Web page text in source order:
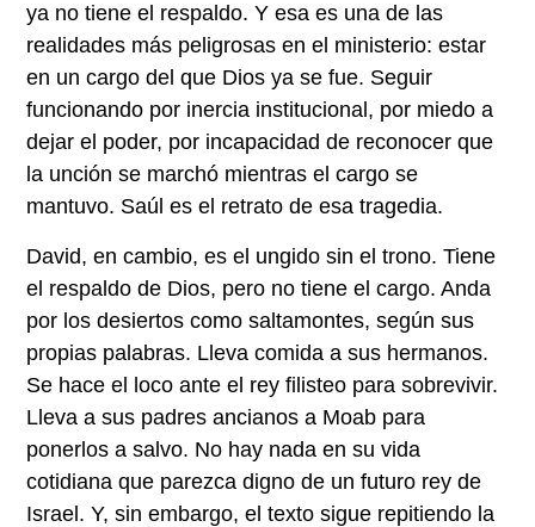
ya no tiene el respaldo. Y esa es una de las
realidades más peligrosas en el ministerio: estar
en un cargo del que Dios ya se fue. Seguir
funcionando por inercia institucional, por miedo a
dejar el poder, por incapacidad de reconocer que
la unción se marchó mientras el cargo se
mantuvo. Saúl es el retrato de esa tragedia.
David, en cambio, es el ungido sin el trono. Tiene
el respaldo de Dios, pero no tiene el cargo. Anda
por los desiertos como saltamontes, según sus
propias palabras. Lleva comida a sus hermanos.
Se hace el loco ante el rey filisteo para sobrevivir.
Lleva a sus padres ancianos a Moab para
ponerlos a salvo. No hay nada en su vida
cotidiana que parezca digno de un futuro rey de
Israel. Y, sin embargo, el texto sigue repitiendo la